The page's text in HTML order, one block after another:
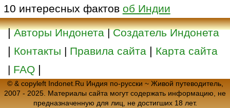
10 интересных фактов об Индии
|Авторы Индонета|Создатель Индонета
Контакты | Правила сайта
Карта сайта
| FAQ
© & copyleft Indonet.Ru Индия по-русски ~ Живой путеводитель,
2007 - 2025. Материалы сайта могут содержать информацию, не
предназначенную для лиц, не достигших 18 лет.